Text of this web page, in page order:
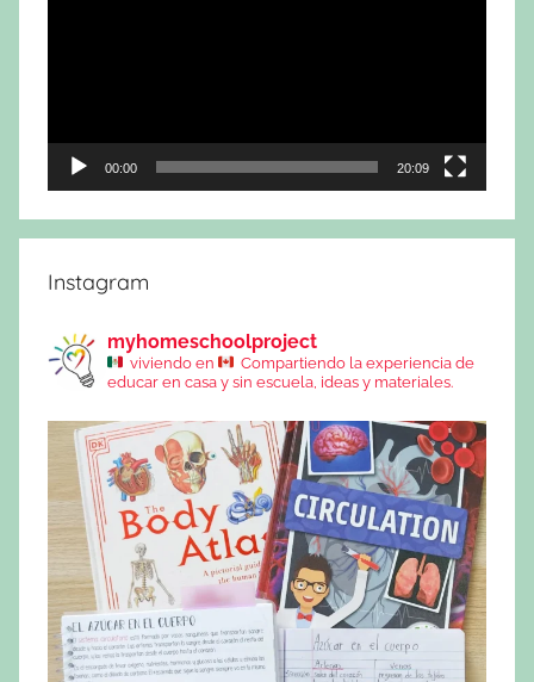
00:00 20:09
Instagram
myhomeschoolproject
viviendo en
Compartiendo la experiencia de
educar en casa y sin escuela, ideas y materiales.